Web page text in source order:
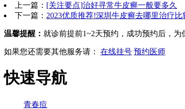
上一篇： [关注要点]治好寻常牛皮癣一般要多久
下一篇： 2023优质推荐!深圳牛皮癣去哪里治疗比
温馨提醒： 就诊前提前1~2天预约，成功预约后，
如果您还需要其他服务请： 在线挂号 预约医师
快速导航
青春痘